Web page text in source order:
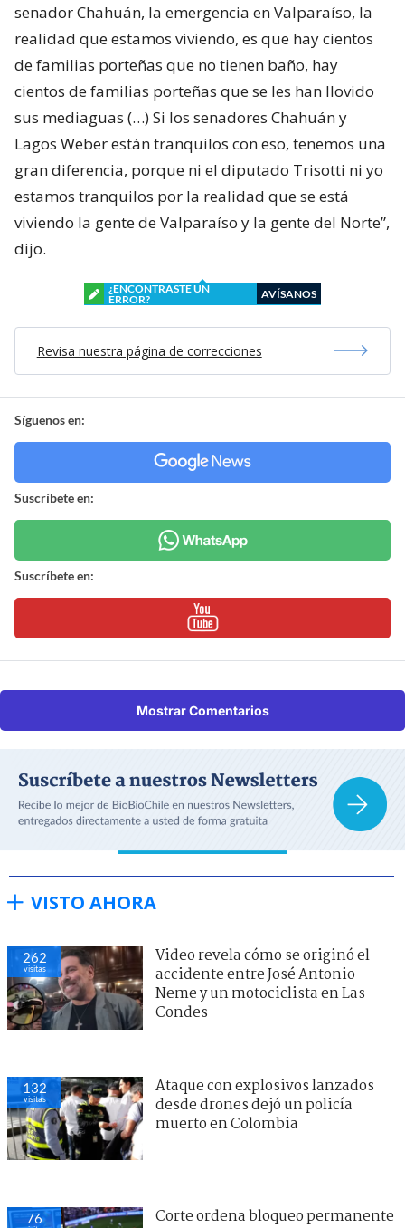
senador Chahuán, la emergencia en Valparaíso, la
realidad que estamos viviendo, es que hay cientos
de familias porteñas que no tienen baño, hay
cientos de familias porteñas que se les han llovido
sus mediaguas (…) Si los senadores Chahuán y
Lagos Weber están tranquilos con eso, tenemos una
gran diferencia, porque ni el diputado Trisotti ni yo
estamos tranquilos por la realidad que se está
viviendo la gente de Valparaíso y la gente del Norte”,
dijo.
¿ENCONTRASTE UN
ERROR?
AVÍSANOS
Revisa nuestra página de correcciones
Síguenos en:
Suscríbete en:
Suscríbete en:
Mostrar Comentarios
VISTO AHORA
262
visitas
Video revela cómo se originó el
accidente entre José Antonio
Neme y un motociclista en Las
Condes
132
visitas
Ataque con explosivos lanzados
desde drones dejó un policía
muerto en Colombia
76
Corte ordena bloqueo permanente